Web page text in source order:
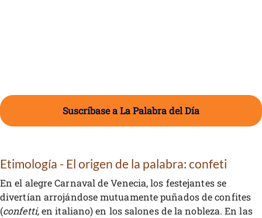
Suscríbase a La Palabra del Día
Etimología - El origen de la palabra: confeti
En el alegre Carnaval de Venecia, los festejantes se
divertían arrojándose mutuamente puñados de confites
(confetti,en italiano) en los salones de la nobleza. En las